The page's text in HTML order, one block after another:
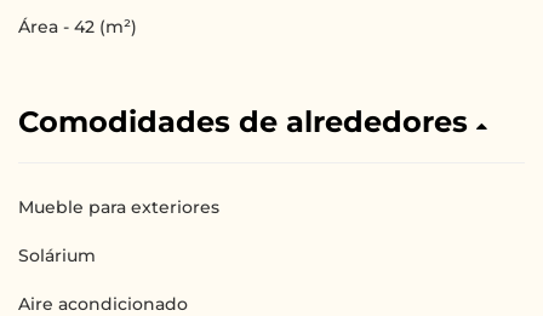
Área - 42 (m²)
Comodidades de alrededores
Mueble para exteriores
Solárium
Aire acondicionado